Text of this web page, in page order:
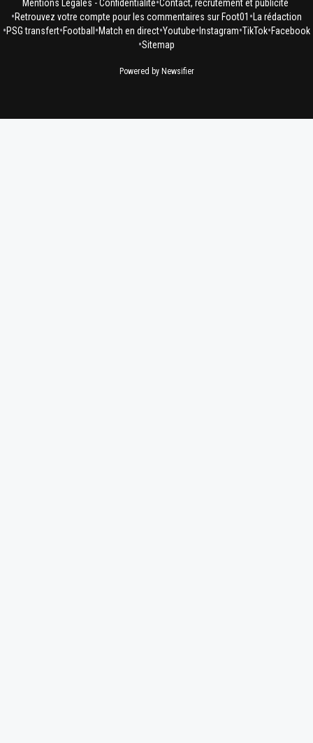
Mentions Légales - Confidentialité Contact, recrutement et publicité
•Retrouvez votre compte pour les commentaires sur Foot01 • La rédaction
•PSG transfert•Football •Match en direct•Youtube• Instagram•TikTok•Facebook
•Sitemap
Powered by Newsifier